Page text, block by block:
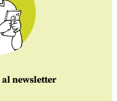
al newsletter